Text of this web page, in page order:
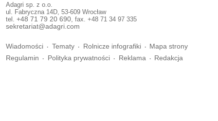
Adagri sp. z o.o.
ul. Fabryczna 14D, 53-609 Wrocław
tel. +48 71 79 20 690 , fax. +48 71 34 97 335
sekretariat@adagri.com
Wiadomości Tematy Rolnicze infografiki
Mapa strony
Regulamin
Polityka prywatności Reklama Redakcja